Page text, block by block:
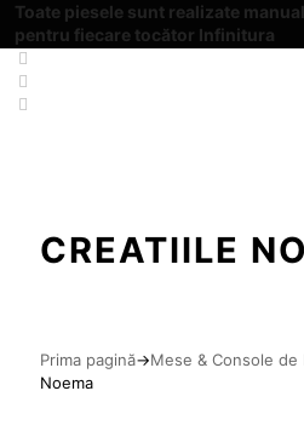
Toate piesele sunt realizate
pentru fiecare tocător Infinitura
CREATIILE
Prima pagină→Mese & Console de
Noema